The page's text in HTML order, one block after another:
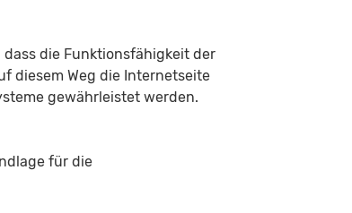
die Funktionsfähigkeit der
diesem Weg die Internetseite
gewährleistet werden.
für die